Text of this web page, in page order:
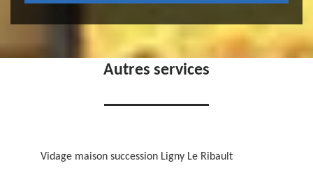
Autres services
Vidage maison succession Ligny Le Ribault